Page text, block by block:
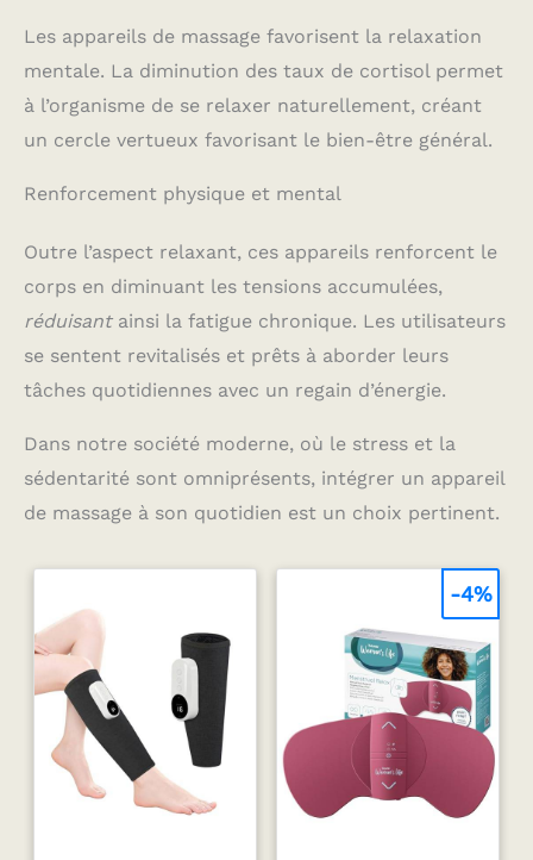
Les appareils de massage favorisent la relaxation
mentale. La diminution des taux de cortisol permet
à l’organisme de se relaxer naturellement, créant
un cercle vertueux favorisant le bien-être général.
Renforcement physique et mental
Outre l’aspect relaxant, ces appareils renforcent le
corps en diminuant les tensions accumulées,
réduisantainsi la fatigue chronique. Les utilisateurs
se sentent revitalisés et prêts à aborder leurs
tâches quotidiennes avec un regain d’énergie.
Dans notre société moderne, où le stress et la
sédentarité sont omniprésents, intégrer un appareil
de massage à son quotidien est un choix pertinent.
-4%